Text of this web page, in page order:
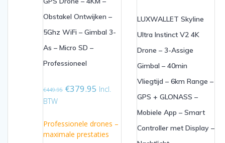
Obstakel Ontwijken –
5Ghz WiFi – Gimbal 3-
As – Micro SD –
Professioneel
€449.95 Oorspronkelijke
€449.95.
€379.95 Huidige
€379.95.
Incl.
BTW
Professionele drones –
maximale prestaties
LUXWALLET Skyline
Ultra Instinct V2 4K
Drone – 3-Assige
Gimbal – 40min
Vliegtijd – 6km Range –
GPS + GLONASS –
Mobiele App – Smart
Controller met Display –